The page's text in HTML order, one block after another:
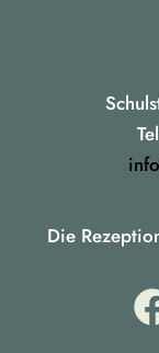
Die